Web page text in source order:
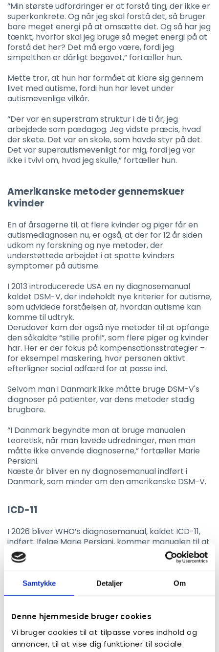
Samtykke Detaljer Om
Denne hjemmeside bruger cookies
Vi bruger cookies til at tilpasse vores indhold og
annoncer, til at vise dig funktioner til sociale
“Min største udfordringer er at forstå ting, der ikke er
superkonkrete. Og når jeg skal forstå det, så bruger
bare meget energi på at omsætte det. Og så har jeg
tænkt, hvorfor skal jeg bruge så meget energi på at
forstå det her? Det må ergo være, fordi jeg
simpelthen er dårligt begavet,” fortæller hun.
Mette tror, at hun har formået at klare sig gennem
livet med autisme, fordi hun har levet under
autismevenlige vilkår.
“Der var en superstram struktur i de ti år, jeg
arbejdede som pædagog. Jeg vidste præcis, hvad
der skete. Det var en skole, som havde styr på det.
Det var superautismevenligt for mig, fordi jeg var
ikke i tvivl om, hvad jeg skulle,” fortæller hun.
Amerikanske metoder gennemskuer
kvinder
En af årsagerne til, at flere kvinder og piger får en
autismediagnosen nu, er også, at der for 12 år siden
udkom ny forskning og nye metoder, der
understøttede arbejdet i at spotte kvinders
symptomer på autisme.
I 2013 introducerede USA en ny diagnosemanual
kaldet DSM-V, der indeholdt nye kriterier for autisme,
som udvidede forståelsen af, hvordan autisme kan
komme til udtryk.
Derudover kom der også nye metoder til at opfange
den såkaldte “stille profil”, som flere piger og kvinder
har. Her er der fokus på kompensationsstrategier –
for eksempel maskering, hvor personen aktivt
efterligner social adfærd for at passe ind.
Selvom man i Danmark ikke måtte bruge DSM-V's
diagnoser på patienter, var dens metoder stadig
brugbare.
“I Danmark begyndte man at bruge manualen
teoretisk, når man lavede udredninger, men man
måtte ikke anvende diagnoserne,” fortæller Marie
Persiani.
Næste år bliver en ny diagnosemanual indført i
Danmark, som minder om den amerikanske DSM-V.
ICD-11
I 2026 bliver WHO’s diagnosemanual, kaldet ICD-11,
indført. Ifølge Marie Persiani, kommer manualen til at
have betydning for piger og kvinder.
ICDstår for International
Statistical Classification
of Diseases and Related Health Problems. Det
er en klassifikationen, som er grundlaget for